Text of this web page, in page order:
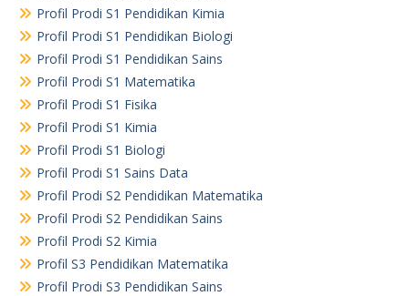
Profil Prodi S1 Pendidikan Kimia
Profil Prodi S1 Pendidikan Biologi
Profil Prodi S1 Pendidikan Sains
Profil Prodi S1 Matematika
Profil Prodi S1 Fisika
Profil Prodi S1 Kimia
Profil Prodi S1 Biologi
Profil Prodi S1 Sains Data
Profil Prodi S2 Pendidikan Matematika
Profil Prodi S2 Pendidikan Sains
Profil Prodi S2 Kimia
Profil S3 Pendidikan Matematika
Profil Prodi S3 Pendidikan Sains